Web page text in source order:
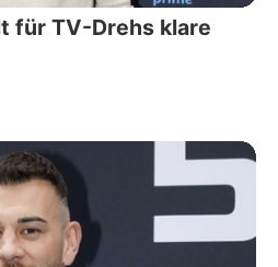
für TV-Drehs klare